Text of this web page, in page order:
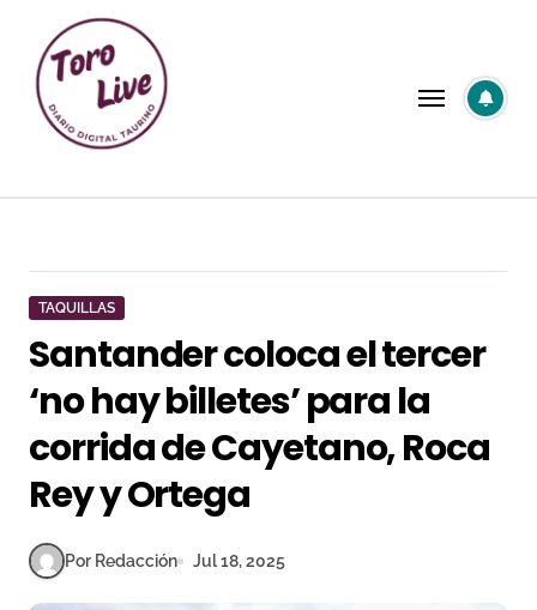
contenido
TAQUILLAS
Santander coloca el tercer
‘no hay billetes’ para la
corrida de Cayetano, Roca
Rey y Ortega
Por Redacción Jul 18, 2025